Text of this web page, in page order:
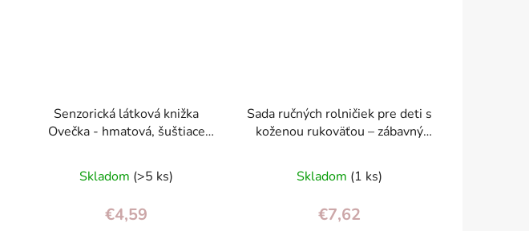
Senzorická látková knižka
Ovečka - hmatová, šuštiace
Skladom (>5 ks)
€4,59
Sada ručných rolničiek pre deti s
koženou rukoväťou – zábavný
Skladom (1 ks)
€7,62